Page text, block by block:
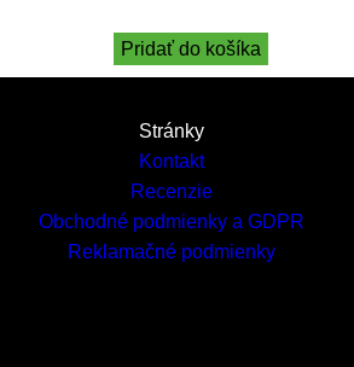
Pridať do košíka
Stránky
Kontakt
Recenzie
Obchodné podmienky a GDPR
Reklamačné podmienky